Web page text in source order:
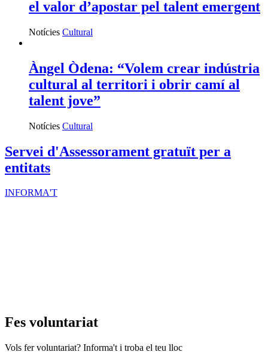
Notícies Cultural
Servei d'Assessorament gratuït per a
entitats
INFORMA'T